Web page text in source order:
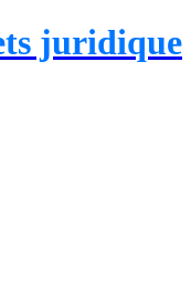
juridique